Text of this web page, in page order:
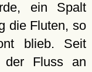
ein Spalt
die Fluten, so
blieb. Seit
der Fluss an